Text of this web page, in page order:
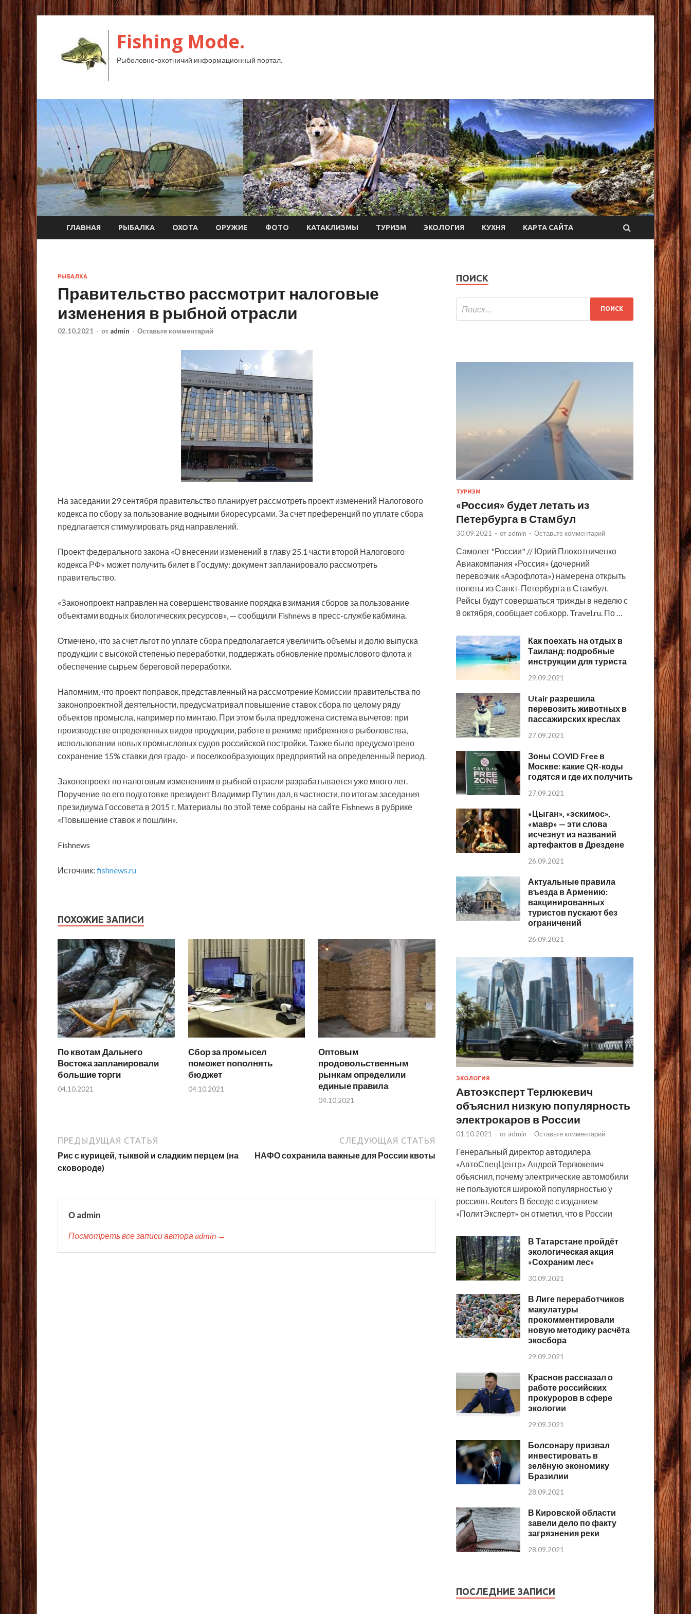
Fishing Mode.
Рыболовно-охотничий информационный портал.
ГЛАВНАЯ РЫБАЛКА ОХОТА ОРУЖИЕ ФОТО КАТАКЛИЗМЫ ТУРИЗМ ЭКОЛОГИЯ КУХНЯ КАРТА САЙТА
РЫБАЛКА
Правительство рассмотрит налоговые
изменения в рыбной отрасли
02.10.2021 - от admin - Оставьте комментарий
На заседании 29 сентября правительство планирует рассмотреть проект изменений Налогового
кодекса по сбору за пользование водными биоресурсами. За счет преференций по уплате сбора
предлагается стимулировать ряд направлений.
Проект федерального закона «О внесении изменений в главу 25.1 части второй Налогового
кодекса РФ» может получить билет в Госдуму: документ запланировало рассмотреть
правительство.
«Законопроект направлен на совершенствование порядка взимания сборов за пользование
объектами водных биологических ресурсов», — сообщили Fishnews в пресс-службе кабмина.
Отмечено, что за счет льгот по уплате сбора предполагается увеличить объемы и долю выпуска
продукции с высокой степенью переработки, поддержать обновление промыслового флота и
обеспечение сырьем береговой переработки.
Напомним, что проект поправок, представленный на рассмотрение Комиссии правительства по
законопроектной деятельности, предусматривал повышение ставок сбора по целому ряду
объектов промысла, например по минтаю. При этом была предложена система вычетов: при
производстве определенных видов продукции, работе в режиме прибрежного рыболовства,
использовании новых промысловых судов российской постройки. Также было предусмотрено
сохранение 15% ставки для градо- и поселкообразующих предприятий на определенный период.
Законопроект по налоговым изменениям в рыбной отрасли разрабатывается уже много лет.
Поручение по его подготовке президент Владимир Путин дал, в частности, по итогам заседания
президиума Госсовета в 2015 г. Материалы по этой теме собраны на сайте Fishnews в рубрике
«Повышение ставок и пошлин».
Fishnews
Источник: fishnews.ru
ПОХОЖИЕ ЗАПИСИ
По квотам Дальнего
Востока запланировали
большие торги
04.10.2021
Сбор за промысел
поможет пополнять
бюджет
04.10.2021
Оптовым
продовольственным
рынкам определили
единые правила
04.10.2021
ПРЕДЫДУЩАЯ СТАТЬЯ
Рис с курицей, тыквой и сладким перцем (на
сковороде)
СЛЕДУЮЩАЯ СТАТЬЯ
НАФО сохранила важные для России квоты
О admin
Посмотреть все записи автора admin →
ПОИСК
ТУРИЗМ
«Россия» будет летать из
Петербурга в Стамбул
30.09.2021 - от admin - Оставьте комментарий
Самолет "России" // Юрий Плохотниченко
Авиакомпания «Россия» (дочерний
перевозчик «Аэрофлота») намерена открыть
полеты из Санкт-Петербурга в Стамбул.
Рейсы будут совершаться трижды в неделю с
8 октября, сообщает соб.корр. Travel.ru. По …
Как поехать на отдых в
Таиланд: подробные
инструкции для туриста
29.09.2021
Utair разрешила
перевозить животных в
пассажирских креслах
27.09.2021
Зоны COVID Free в
Москве: какие QR-коды
годятся и где их получить
27.09.2021
«Цыган», «эскимос»,
«мавр» — эти слова
исчезнут из названий
артефактов в Дрездене
26.09.2021
Актуальные правила
въезда в Армению:
вакцинированных
туристов пускают без
ограничений
26.09.2021
ЭКОЛОГИЯ
Автоэксперт Терлюкевич
объяснил низкую популярность
электрокаров в России
01.10.2021 - от admin - Оставьте комментарий
Генеральный директор автодилера
«АвтоСпецЦентр» Андрей Терлюкевич
объяснил, почему электрические автомобили
не пользуются широкой популярностью у
россиян. Reuters В беседе с изданием
«ПолитЭксперт» он отметил, что в России
В Татарстане пройдёт
экологическая акция
«Сохраним лес»
30.09.2021
В Лиге переработчиков
макулатуры
прокомментировали
новую методику расчёта
экосбора
29.09.2021
Краснов рассказал о
работе российских
прокуроров в сфере
экологии
29.09.2021
Болсонару призвал
инвестировать в
зелёную экономику
Бразилии
28.09.2021
В Кировской области
завели дело по факту
загрязнения реки
28.09.2021
ПОСЛЕДНИЕ ЗАПИСИ